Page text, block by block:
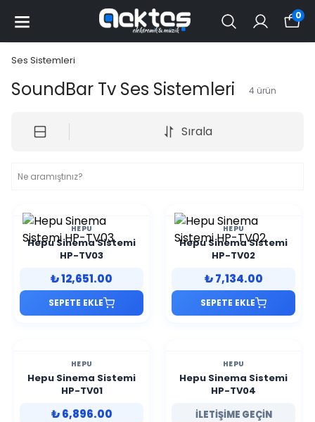
0
Ses Sistemleri
SoundBar Tv Ses Sistemleri 4 ürün
Sırala
HEPU
Hepu Sinema Sistemi
HP-TV03
₺ 12,651.00
SEPETE EKLE
HEPU
Hepu Sinema Sistemi
HP-TV02
₺ 7,134.00
SEPETE EKLE
HEPU
Hepu Sinema Sistemi
HP-TV01
₺ 6,896.00
HEPU
Hepu Sinema Sistemi
HP-TV04
İLETİŞİME GEÇİN